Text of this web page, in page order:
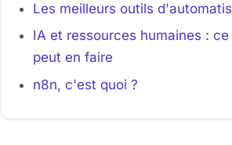
Les meilleurs outils
IA et ressources humaines : ce
peut en faire
n8n, c'est quoi ?